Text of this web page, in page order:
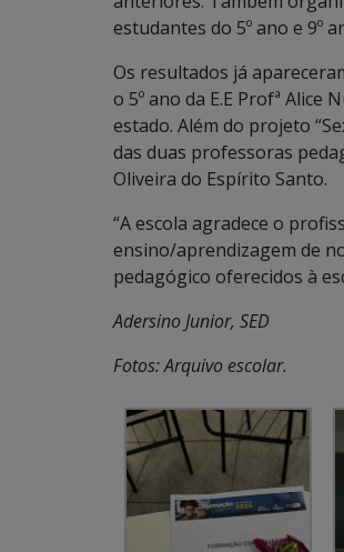
estudantes do 5º ano e 9º
Os resultados já
o 5º ano da E.E Profª
estado. Além do projeto
das duas professoras
Oliveira do Espírito Santo.
“A escola agradece o
ensino/aprendizagem de
pedagógico oferecidos à
Adersino Junior, SED
Fotos: Arquivo escolar.